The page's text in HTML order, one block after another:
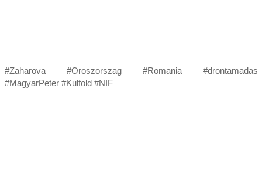
#Zaharova #Oroszorszag #Romania #drontamadas
#MagyarPeter #Kulfold #NIF